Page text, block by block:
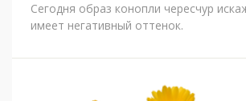
Сегодня образ конопли чересчур
имеет негативный оттенок.